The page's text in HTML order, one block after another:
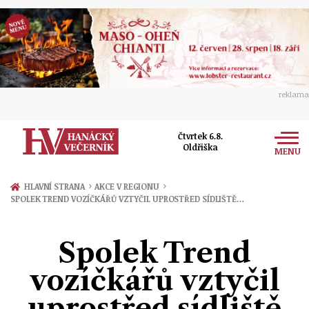
reklama
Čtvrtek 6.8.
Oldřiška
MENU
Zprávy
Prostějov
Přerov
Ekonomika
Kultura
Hudba
Společnost
Ženy
Sport
HLAVNÍ STRANA › AKCE V REGIONU ›
SPOLEK TREND VOZÍČKÁŘŮ VZTYČIL UPROSTŘED SÍDLIŠTĚ…
Spolek Trend
vozíčkářů vztyčil